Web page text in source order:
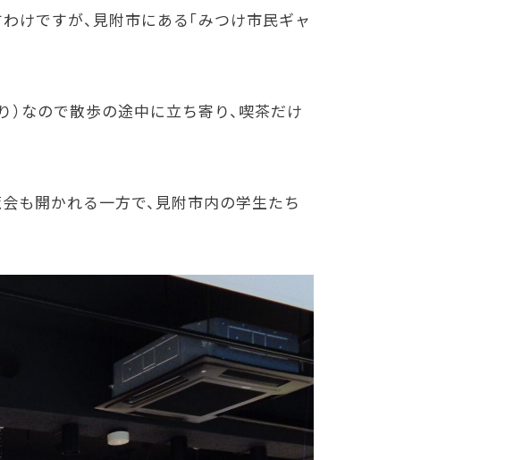
けですが、見附市にある「みつけ市民ギャ
なので散歩の途中に立ち寄り、喫茶だけ
も開かれる一方で、見附市内の学生たち